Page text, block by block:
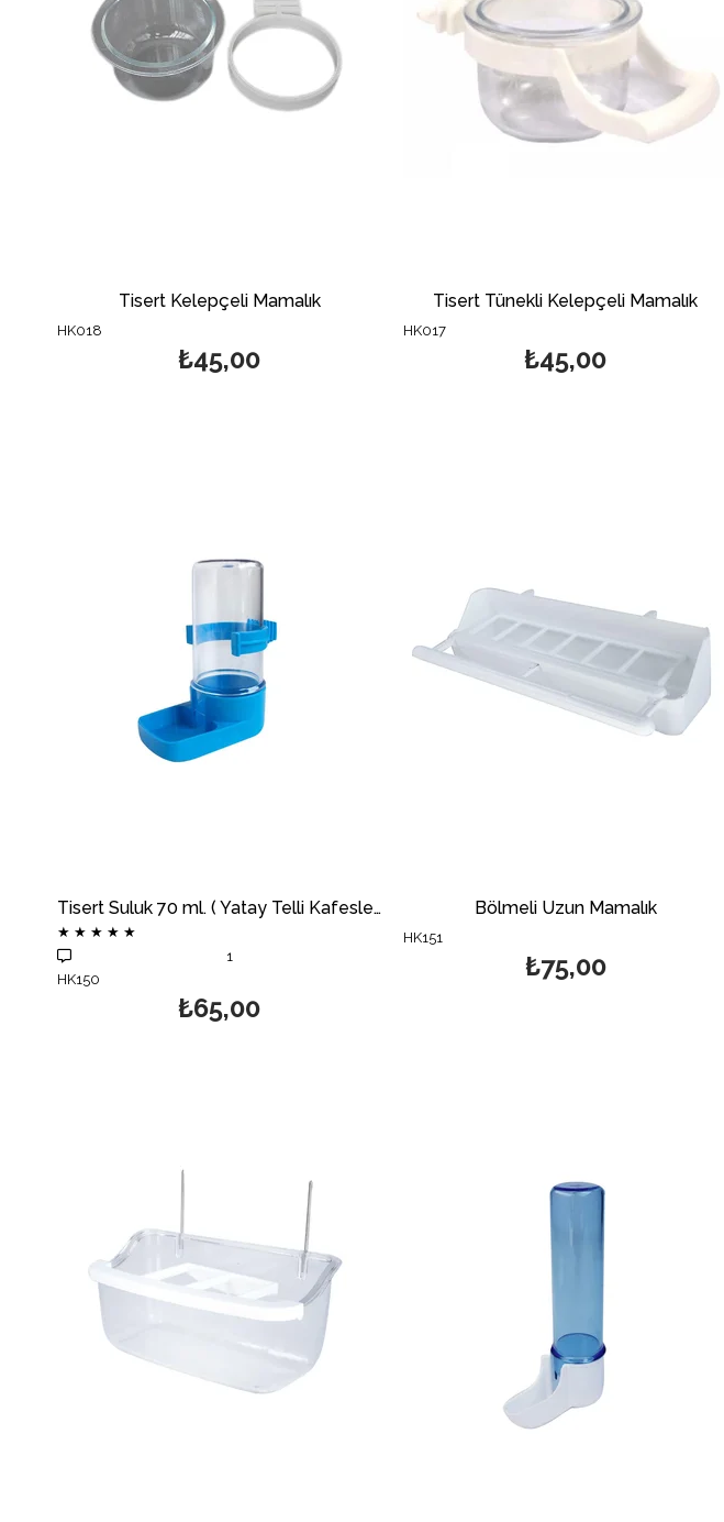
Tisert Kelepçeli Mamalık
HK018
₺45,00
Tisert Tünekli Kelepçeli Mamalık
HK017
₺45,00
Tisert Suluk 70 ml. ( Yatay Telli Kafesler İçin)
★ ★ ★ ★ ★
1
HK150
₺65,00
Bölmeli Uzun Mamalık
HK151
₺75,00